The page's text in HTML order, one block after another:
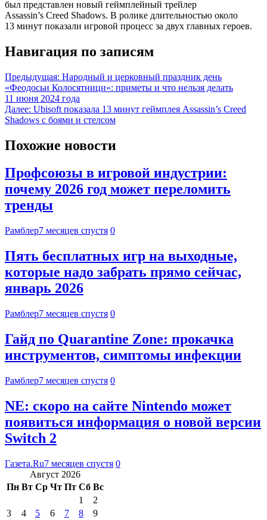
был представлен новый геймплейный трейлер
Assassin’s Creed Shadows. В ролике длительностью около
13 минут показали игровой процесс за двух главных героев.
Навигация по записям
Предыдущая: Народный и церковный праздник день
«Феодосьи Колосятници»: приметы и что нельзя делать
11 июня 2024 года
Далее: Ubisoft показала 13 минут геймплея Assassin’s Creed
Shadows с боями и стелсом
Похожие новости
Профсоюзы в игровой индустрии:
почему 2026 год может переломить
тренды
Рамблер7 месяцев спустя 0
Пять бесплатных игр на выходные,
которые надо забрать прямо сейчас,
январь 2026
Рамблер7 месяцев спустя 0
Гайд по Quarantine Zone: прокачка
инструментов, симптомы инфекции
Рамблер7 месяцев спустя 0
NE: скоро на сайте Nintendo может
появиться информация о новой версии
Switch 2
Газета.Ru7 месяцев спустя 0
Август 2026
Пн Вт Ср Чт Пт Сб Вс
1
2
3
4 5 6 7 8
9